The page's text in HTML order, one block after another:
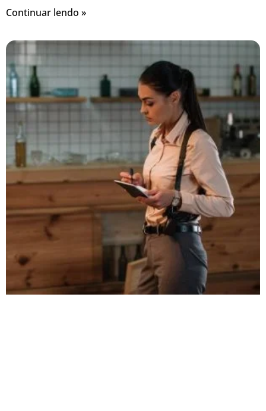
Continuar lendo »